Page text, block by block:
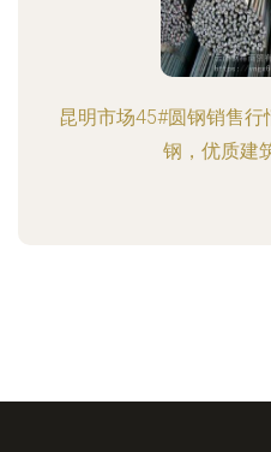
昆明市场45#圆钢销售
钢，优质建